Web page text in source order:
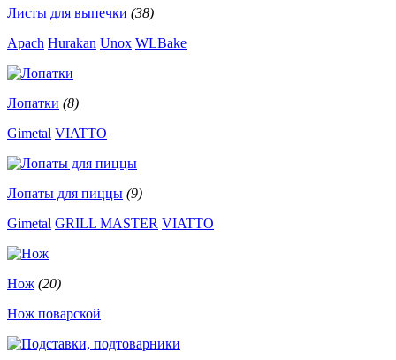
Листы для выпечки (38)
Apach Hurakan Unox WLBake
Лопатки (8)
Gimetal VIATTO
Лопаты для пиццы (9)
Gimetal GRILL MASTER VIATTO
Нож (20)
Нож поварской